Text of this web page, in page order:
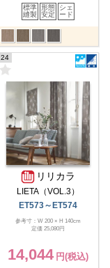
標準
縫製
形態
安定
シェ
ード
24
リリカラ
LIETA（VOL.3）
ET573～ET574
参考寸：W 200 × H 140cm
定価 25,080円
14,044